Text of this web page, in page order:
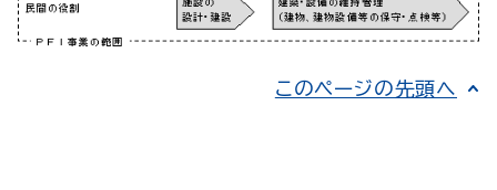
このページの先頭へ